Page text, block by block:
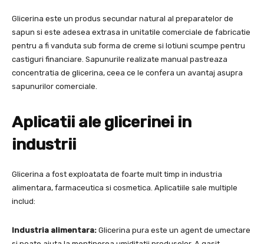
Glicerina este un produs secundar natural al preparatelor de
sapun si este adesea extrasa in unitatile comerciale de fabricatie
pentru a fi vanduta sub forma de creme si lotiuni scumpe pentru
castiguri financiare. Sapunurile realizate manual pastreaza
concentratia de glicerina, ceea ce le confera un avantaj asupra
sapunurilor comerciale.
Aplicatii ale glicerinei in
industrii
Glicerina a fost exploatata de foarte mult timp in industria
alimentara, farmaceutica si cosmetica. Aplicatiile sale multiple
includ:
Industria alimentara: Glicerina pura este un agent de umectare